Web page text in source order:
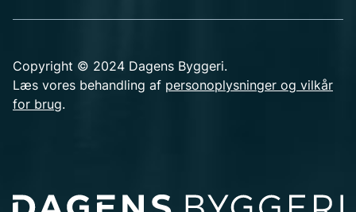
Copyright © 2024 Dagens Byggeri.
Læs vores behandling af personoplysninger og vilkår
for brug.